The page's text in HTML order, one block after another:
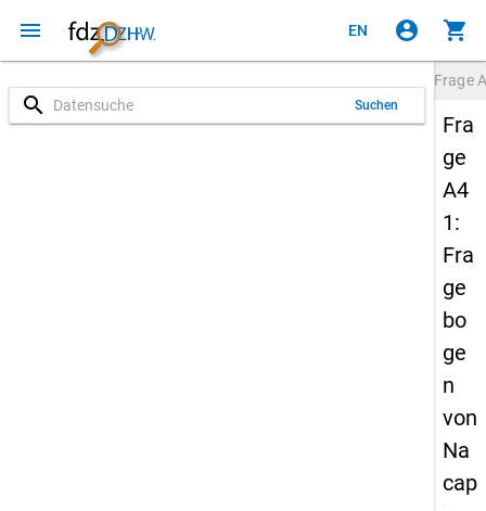
menu EN account_circle shopping_cart
search Suchen
Frage
Fra
ge
A4
1:
Fra
ge
bo
ge
n
von
Na
cap